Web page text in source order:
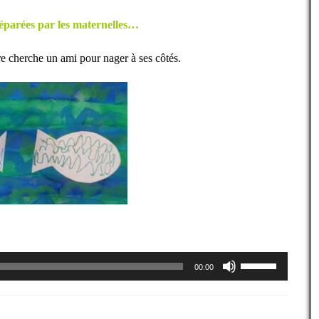
par les maternelles…
cherche un ami pour nager à ses côtés.
00:00
les